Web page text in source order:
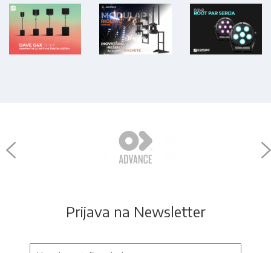
Prijava na Newsletter